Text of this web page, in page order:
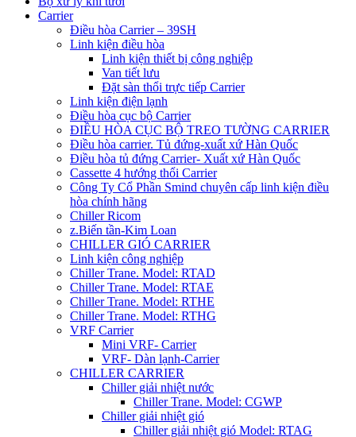
Carrier
Điều hòa Carrier – 39SH
Linh kiện điều hòa
Linh kiện thiết bị công nghiệp
Van tiết lưu
Đặt sàn thổi trực tiếp Carrier
Linh kiện điện lạnh
Điều hòa cục bộ Carrier
ĐIỀU HÒA CỤC BỘ TREO TƯỜNG CARRIER
Điều hòa carrier. Tủ đứng-xuất xứ Hàn Quốc
Điều hòa tủ đứng Carrier- Xuất xứ Hàn Quốc
Cassette 4 hướng thổi Carrier
Công Ty Cổ Phần Smind chuyên cấp linh kiện điều
hòa chính hãng
Chiller Ricom
z.Biến tần-Kim Loan
CHILLER GIÓ CARRIER
Linh kiện công nghiệp
Chiller Trane. Model: RTAD
Chiller Trane. Model: RTAE
Chiller Trane. Model: RTHE
Chiller Trane. Model: RTHG
VRF Carrier
Mini VRF- Carrier
VRF- Dàn lạnh-Carrier
CHILLER CARRIER
Chiller giải nhiệt nước
Chiller Trane. Model: CGWP
Chiller giải nhiệt gió
Chiller giải nhiệt gió Model: RTAG